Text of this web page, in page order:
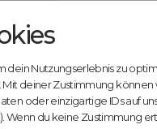
bei
Werde
Nutze unsere
innovativen
Mit
dein Nutzungserlebnis zu
deiner Zustimmung können
oder einzigartige IDs auf
Wenn du keine Zustimmung